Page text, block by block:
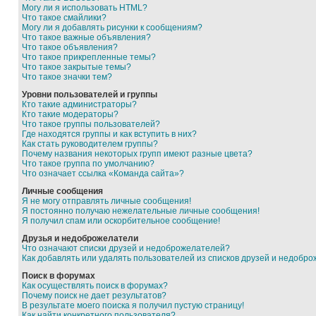
Могу ли я использовать HTML?
Что такое смайлики?
Могу ли я добавлять рисунки к сообщениям?
Что такое важные объявления?
Что такое объявления?
Что такое прикрепленные темы?
Что такое закрытые темы?
Что такое значки тем?
Уровни пользователей и группы
Кто такие администраторы?
Кто такие модераторы?
Что такое группы пользователей?
Где находятся группы и как вступить в них?
Как стать руководителем группы?
Почему названия некоторых групп имеют разные цвета?
Что такое группа по умолчанию?
Что означает ссылка «Команда сайта»?
Личные сообщения
Я не могу отправлять личные сообщения!
Я постоянно получаю нежелательные личные сообщения!
Я получил спам или оскорбительное сообщение!
Друзья и недоброжелатели
Что означают списки друзей и недоброжелателей?
Как добавлять или удалять пользователей из списков друзей и
Поиск в форумах
Как осуществлять поиск в форумах?
Почему поиск не дает результатов?
В результате моего поиска я получил пустую страницу!